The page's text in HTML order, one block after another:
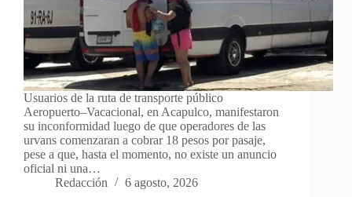
Usuarios de la ruta de transporte público
Aeropuerto–Vacacional, en Acapulco, manifestaron
su inconformidad luego de que operadores de las
urvans comenzaran a cobrar 18 pesos por pasaje,
pese a que, hasta el momento, no existe un anuncio
oficial ni una…
Redacción
6 agosto, 2026